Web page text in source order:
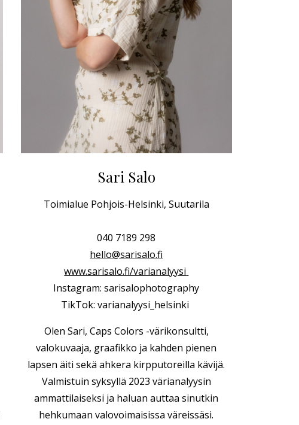
Sari Salo
Toimialue Pohjois-Helsinki, Suutarila
040 7189 298
hello@sarisalo.fi
www.sarisalo.fi/varianalyysi
Instagram: sarisalophotography
TikTok: varianalyysi_helsinki
Olen Sari, Caps Colors -värikonsultti,
valokuvaaja, graafikko ja kahden pienen
lapsen äiti sekä ahkera kirpputoreilla kävijä.
Valmistuin syksyllä 2023 värianalyysin
ammattilaiseksi ja haluan auttaa sinutkin
hehkumaan valovoimaisissa väreissäsi.